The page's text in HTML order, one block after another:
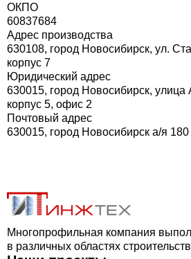
ОКПО
60837684
Адрес производства
630108, город Новосибирск, ул.
корпус 7
Юридический адреc
630015, город Новосибирск, улица
корпус 5, офис 2
Почтовый адрес
630015, город Новосибирск а/я 180
Многопрофильная компания
в различных областях